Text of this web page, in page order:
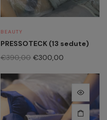
BEAUTY
PRESSOTECK (13 sedute)
€390,00 Il
€390,00.
€300,00
€300,00.